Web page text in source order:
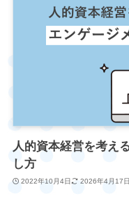
人的資本経営を考え
し方
2022年10月4日 2026年4月17日